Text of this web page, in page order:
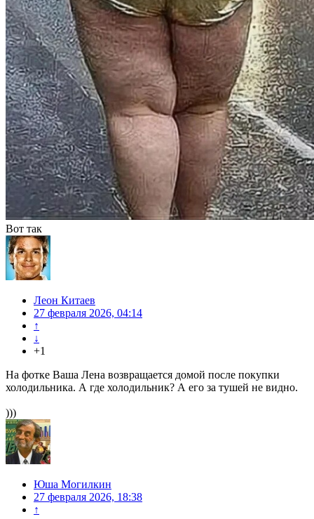
Вот так
Леон Китаев
27 февраля 2026, 04:14
↑
↓
+1
На фотке Ваша Лена возвращается домой после покупки
холодильника. А где холодильник? А его за тушей не видно.
)))
Юша Могилкин
27 февраля 2026, 18:38
↑